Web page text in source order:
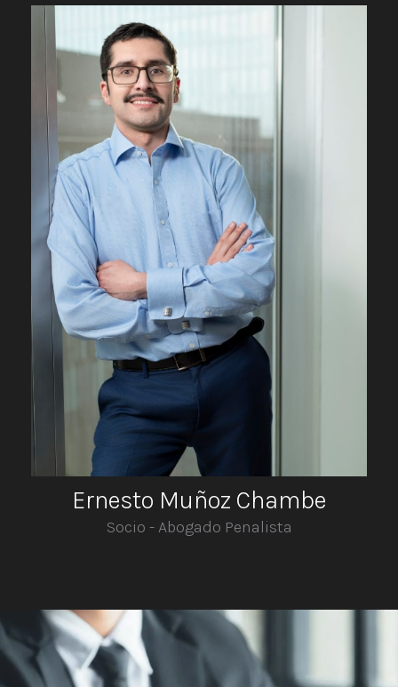
Ernesto Muñoz Chambe
Socio - Abogado Penalista